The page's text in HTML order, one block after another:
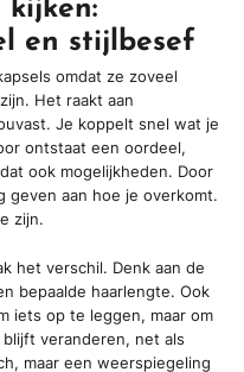
kijken:
en stijlbesef
omdat ze zoveel
Het raakt aan
Je koppelt snel wat je
ontstaat een oordeel,
ook mogelijkheden. Door
aan hoe je overkomt.
zijn.
het verschil. Denk aan de
bepaalde haarlengte. Ook
iets op te leggen, maar om
veranderen, net als
maar een weerspiegeling